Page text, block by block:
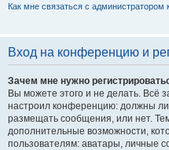
Как мне связаться с администратором
Вход на конференцию и
Зачем мне нужно
Вы можете этого и не делать. Всё
настроил конференцию: должны ли
размещать сообщения, или нет.
дополнительные возможности,
пользователям: аватары, личные